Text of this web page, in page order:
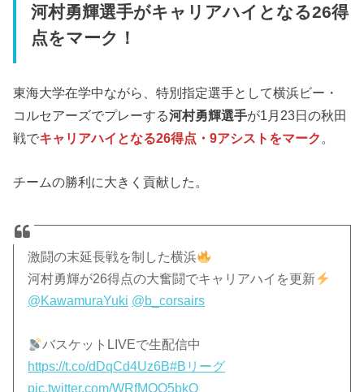
河村勇輝選手がキャリアハイとなる26得
点をマーク！
東海大学在学中ながら、特別指定選手として横浜ビー・
コルセアーズでプレーする河村勇輝選手が1月23日の秋田
戦でキャリアハイとなる26得点・9アシストをマーク 。
チームの勝利に大きく貢献した。
激闘の末延長戦を制した横浜
河村勇輝が26得点の大奮闘でキャリアハイを更新
@KawamuraYuki @b_corsairs
バスケットLIVEで生配信中
https://t.co/dDqCd4Uz6B#Bリーグ
pic.twitter.com/WRfMQQ5bkQ